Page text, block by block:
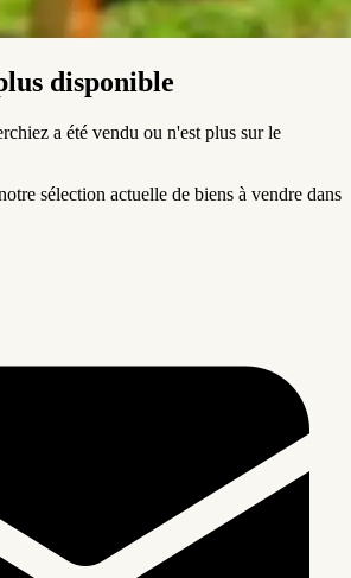
disponible
a été vendu ou n'est plus sur le
sélection actuelle de biens à vendre dans